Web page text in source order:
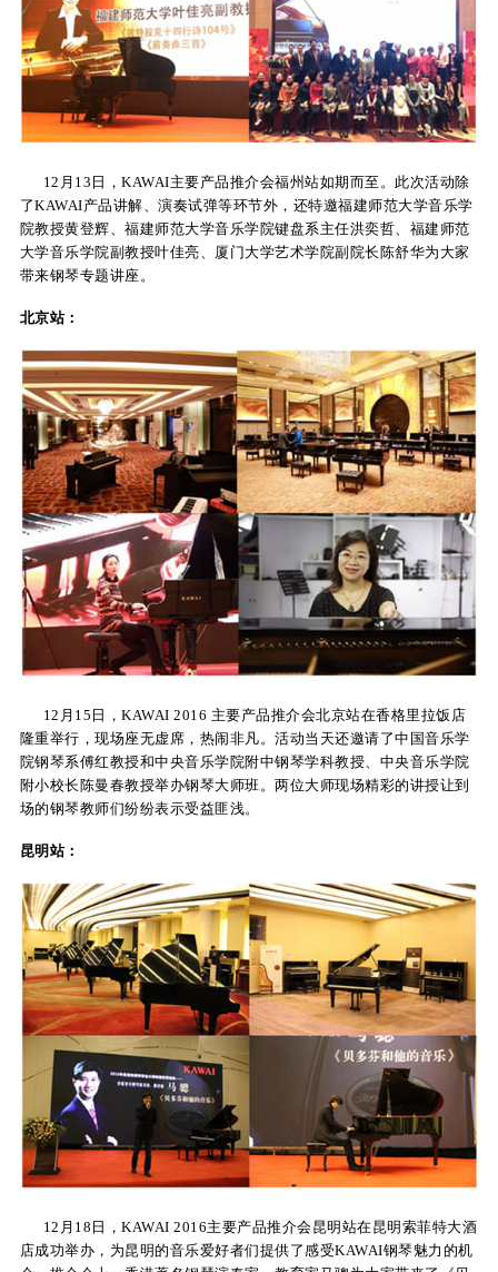
系
我
们
下
音
室
KAWAI
官方网
站
12月13日，KAWAI主要产品推介会福州站如期而至。此次活动除
了KAWAI产品讲解、演奏试弹等环节外，还特邀福建师范大学音乐学
院教授黄登辉、福建师范大学音乐学院键盘系主任洪奕哲、福建师范
大学音乐学院副教授叶佳亮、厦门大学艺术学院副院长陈舒华为大家
带来钢琴专题讲座。
北京站：
12月15日，KAWAI 2016 主要产品推介会北京站在香格里拉饭店
隆重举行，现场座无虚席，热闹非凡。活动当天还邀请了中国音乐学
院钢琴系傅红教授和中央音乐学院附中钢琴学科教授、中央音乐学院
附小校长陈曼春教授举办钢琴大师班。两位大师现场精彩的讲授让到
场的钢琴教师们纷纷表示受益匪浅。
昆明站：
12月18日，KAWAI 2016主要产品推介会昆明站在昆明索菲特大酒
店成功举办，为昆明的音乐爱好者们提供了感受KAWAI钢琴魅力的机